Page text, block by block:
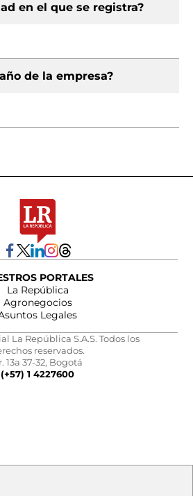
en el que se registra?
de la empresa?
PORTALES
La República
Agronegocios
Legales
La República S.A.S. Todos los
reservados.
13a 37-32, Bogotá
(+57) 1 4227600